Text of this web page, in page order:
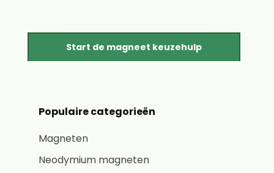
Start de magneet keuzehulp
Populaire categorieën
Magneten
Neodymium magneten